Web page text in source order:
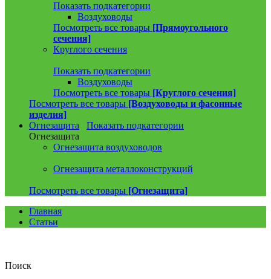
Показать подкатегории
Воздуховоды
Посмотреть все товары [Прямоугольного
сечения]
Круглого сечения
Показать подкатегории
Воздуховоды
Посмотреть все товары [Круглого сечения]
Посмотреть все товары [Воздуховоды и фасонные
изделия]
Огнезащита
Показать подкатегории
Огнезащита
Огнезащита воздуховодов
Огнезащита металлоконструкций
Посмотреть все товары [Огнезащита]
Главная
Статьи
Поиск